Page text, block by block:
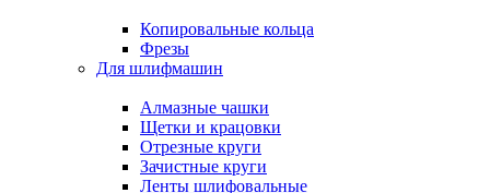
Копировальные кольца
Фрезы
Для шлифмашин
Алмазные чашки
Щетки и крацовки
Отрезные круги
Зачистные круги
Ленты шлифовальные